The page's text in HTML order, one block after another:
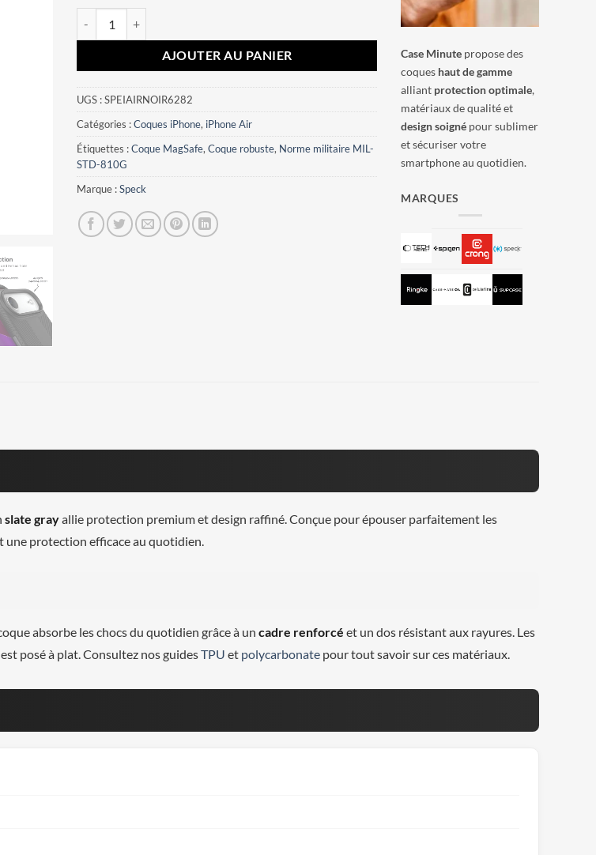
quantité de Coque iPhone Air Presidio2 Grip Speck Noir Slate Gray
AJOUTER AU PANIER
UGS :SPEIAIRNOIR6282
Catégories :Coques iPhone, iPhone Air
Étiquettes :Coque MagSafe,Coque robuste, Norme militaire MIL-
STD-810G
Marque :Speck
Case Minute propose des
coques haut de gamme
alliant protection optimale,
matériaux de qualité et
design soigné pour sublimer
et sécuriser votre
smartphone au quotidien.
MARQUES
slate grayallie protection premium et design raffiné. Conçue pour épouser parfaitement les
une protection efficace au quotidien.
absorbe les chocs du quotidien grâce à un cadre renforcé et un dos résistant aux rayures. Les
posé à plat. Consultez nos guidesTPU et polycarbonate pour tout savoir sur ces matériaux.